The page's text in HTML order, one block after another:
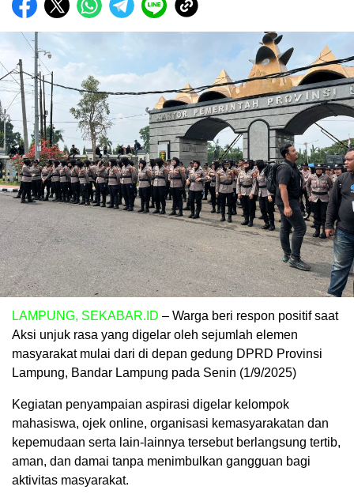
LAMPUNG, SEKABAR.ID – Warga beri respon positif saat
Aksi unjuk rasa yang digelar oleh sejumlah elemen
masyarakat mulai dari di depan gedung DPRD Provinsi
Lampung, Bandar Lampung pada Senin (1/9/2025)
Kegiatan penyampaian aspirasi digelar kelompok
mahasiswa, ojek online, organisasi kemasyarakatan dan
kepemudaan serta lain-lainnya tersebut berlangsung tertib,
aman, dan damai tanpa menimbulkan gangguan bagi
aktivitas masyarakat.